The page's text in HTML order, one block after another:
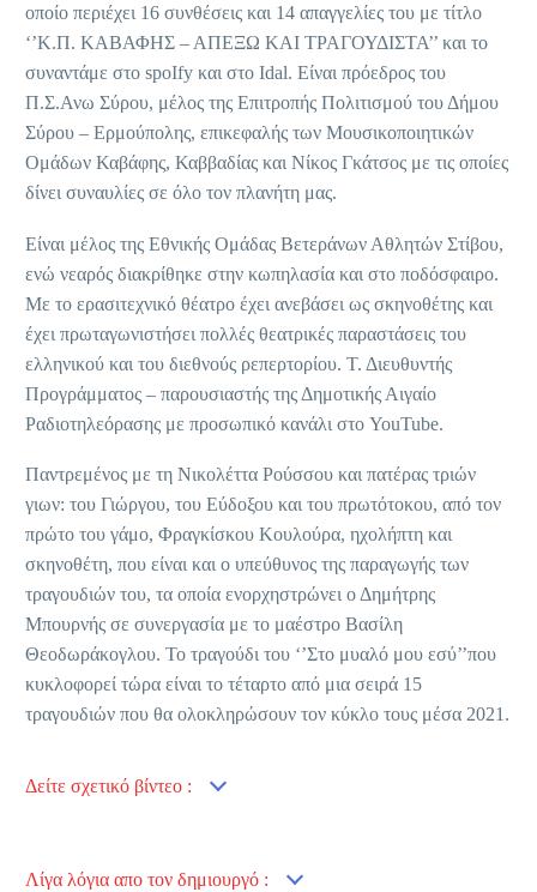
οποίο περιέχει 16 συνθέσεις και 14 απαγγελίες του με τίτλο
‘’Κ.Π. ΚΑΒΑΦΗΣ – ΑΠΕΞΩ ΚΑΙ ΤΡΑΓΟΥΔΙΣΤΑ’’ και το
συναντάμε στο spoIfy και στο Idal. Είναι πρόεδρος του
Π.Σ.Ανω Σύρου, μέλος της Επιτροπής Πολιτισμού του Δήμου
Σύρου – Ερμούπολης, επικεφαλής των Μουσικοποιητικών
Ομάδων Καβάφης, Καββαδίας και Νίκος Γκάτσος με τις οποίες
δίνει συναυλίες σε όλο τον πλανήτη μας.
Είναι μέλος της Εθνικής Ομάδας Βετεράνων Αθλητών Στίβου,
ενώ νεαρός διακρίθηκε στην κωπηλασία και στο ποδόσφαιρο.
Με το ερασιτεχνικό θέατρο έχει ανεβάσει ως σκηνοθέτης και
έχει πρωταγωνιστήσει πολλές θεατρικές παραστάσεις του
ελληνικού και του διεθνούς ρεπερτορίου. Τ. Διευθυντής
Προγράμματος – παρουσιαστής της Δημοτικής Αιγαίο
Ραδιοτηλεόρασης με προσωπικό κανάλι στο YouTube.
Παντρεμένος με τη Νικολέττα Ρούσσου και πατέρας τριών
γιων: του Γιώργου, του Εύδοξου και του πρωτότοκου, από τον
πρώτο του γάμο, Φραγκίσκου Κουλούρα, ηχολήπτη και
σκηνοθέτη, που είναι και ο υπεύθυνος της παραγωγής των
τραγουδιών του, τα οποία ενορχηστρώνει ο Δημήτρης
Μπουρνής σε συνεργασία με το μαέστρο Βασίλη
Θεοδωράκογλου. Το τραγούδι του ‘’Στο μυαλό μου εσύ’’που
κυκλοφορεί τώρα είναι το τέταρτο από μια σειρά 15
τραγουδιών που θα ολοκληρώσουν τον κύκλο τους μέσα 2021.
Δείτε σχετικό βίντεο :
Λίγα λόγια απο τον δημιουργό :